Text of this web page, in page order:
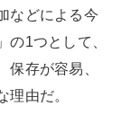
などによる今
の1つとして、
保存が容易、
理由だ。